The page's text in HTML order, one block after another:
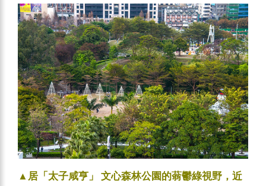
▲居「太子咸亨」 文心森林公園的蓊鬱綠視野，近